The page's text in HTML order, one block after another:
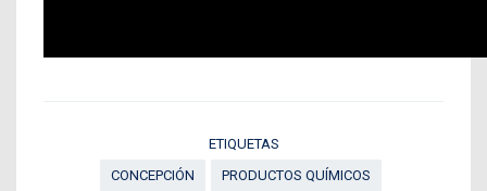
ETIQUETAS
CONCEPCIÓN
PRODUCTOS QUÍMICOS